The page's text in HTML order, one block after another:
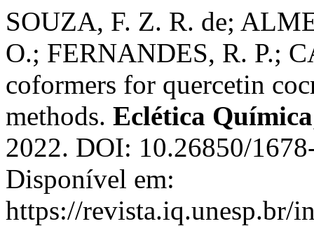
SOUZA, F. Z. R. de;
O.; FERNANDES, R. P.;
coformers for quercetin
methods. Eclética Química
2022. DOI: 10.26850/
Disponível em:
https://revista.iq.unesp.br/